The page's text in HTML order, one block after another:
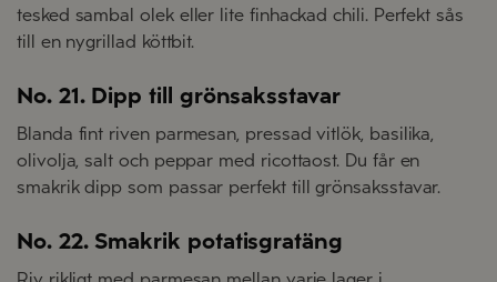
tesked sambal olek eller lite finhackad chili. Perfekt sås
till en nygrillad köttbit.
No. 21. Dipp till grönsaksstavar
Blanda fint riven parmesan, pressad vitlök, basilika,
olivolja, salt och peppar med ricottaost. Du får en
smakrik dipp som passar perfekt till grönsaksstavar.
No. 22. Smakrik potatisgratäng